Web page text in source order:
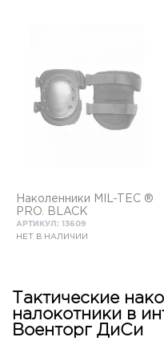
Наколенники MIL-TEC ®
PRO. BLACK
АРТИКУЛ: 13609
НЕТ В НАЛИЧИИ
Тактические
налокотники в
Военторг ДиСи